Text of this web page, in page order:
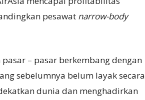
pesawat narrow-body
– pasar berkembang dengan
sebelumnya belum layak secara
dunia dan menghadirkan